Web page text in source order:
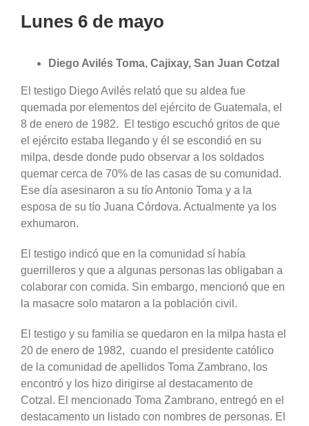
Lunes 6 de mayo
Diego Avilés Toma, Cajixay, San Juan Cotzal
El testigo Diego Avilés relató que su aldea fue
quemada por elementos del ejército de Guatemala, el
8 de enero de 1982. El testigo escuchó gritos de que
el ejército estaba llegando y él se escondió en su
milpa, desde donde pudo observar a los soldados
quemar cerca de 70% de las casas de su comunidad.
Ese día asesinaron a su tío Antonio Toma y a la
esposa de su tío Juana Córdova. Actualmente ya los
exhumaron.
El testigo indicó que en la comunidad sí había
guerrilleros y que a algunas personas las obligaban a
colaborar con comida. Sin embargo, mencionó que en
la masacre solo mataron a la población civil.
El testigo y su familia se quedaron en la milpa hasta el
20 de enero de 1982, cuando el presidente católico
de la comunidad de apellidos Toma Zambrano, los
encontró y los hizo dirigirse al destacamento de
Cotzal. El mencionado Toma Zambrano, entregó en el
destacamento un listado con nombres de personas. El